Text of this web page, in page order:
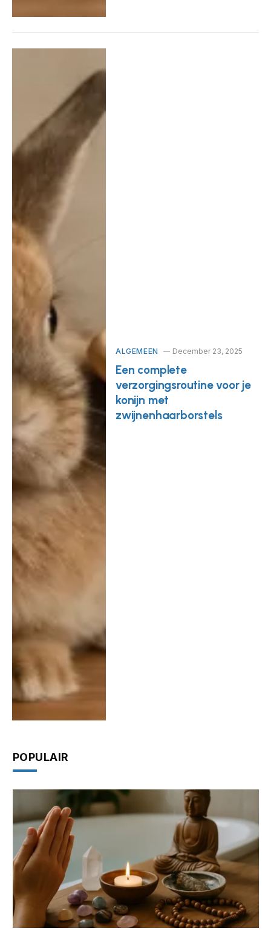
ALGEMEEN December 23, 2025
Een complete
verzorgingsroutine voor je
konijn met
zwijnenhaarborstels
POPULAIR